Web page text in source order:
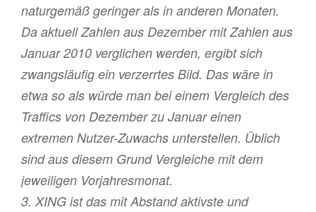
naturgemäß geringer als in anderen Monaten.
Da aktuell Zahlen aus Dezember mit Zahlen aus
Januar 2010 verglichen werden, ergibt sich
zwangsläufig ein verzerrtes Bild. Das wäre in
etwa so als würde man bei einem Vergleich des
Traffics von Dezember zu Januar einen
extremen Nutzer-Zuwachs unterstellen. Üblich
sind aus diesem Grund Vergleiche mit dem
jeweiligen Vorjahresmonat.
3. XING ist das mit Abstand aktivste und